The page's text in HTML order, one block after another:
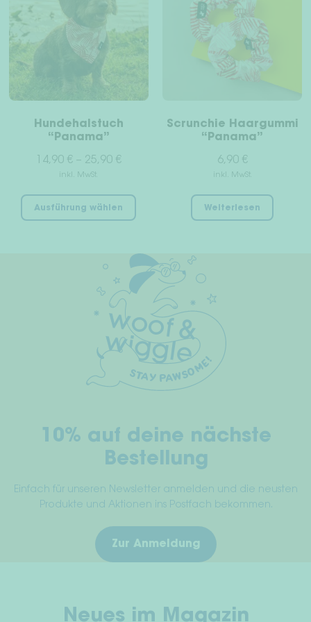
Für Menschen
Dackelwelt
Freunde werben Freunde
Woof & Wiggle Infos
Dein Konto
Versand & Rückgabe
Zahlungsarten
Impressum
Hundehalstuch
“Panama”
14,90 €– 25,90 €
inkl. MwSt.
Ausführung wählen
Varianten
auf.
Die
Optionen
können
auf
der
Produktseite
Scrunchie Haargummi
“Panama”
6,90 €
inkl. MwSt.
Weiterlesen
10% auf deine nächste
Bestellung
Einfach für unseren Newsletter anmelden und die neusten
Produkte und Aktionen ins Postfach bekommen.
Zur Anmeldung
Neues im Magazin